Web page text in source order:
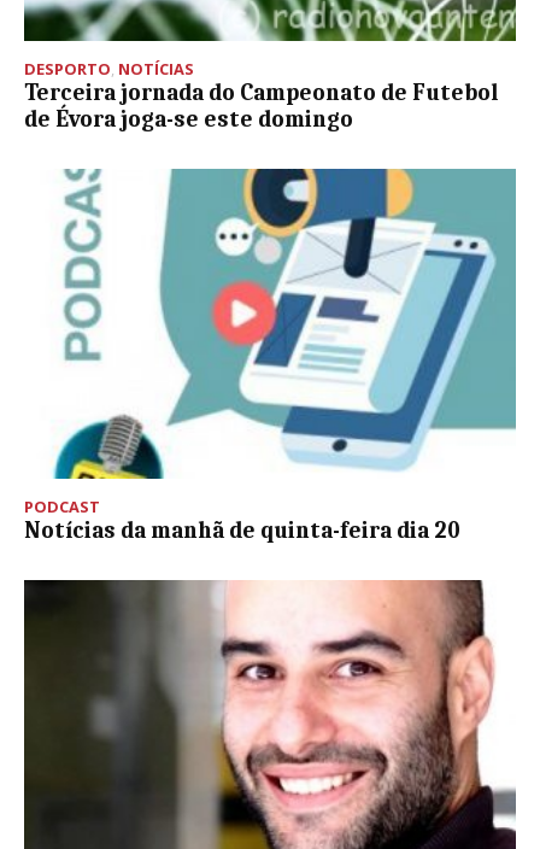
DESPORTO, NOTÍCIAS
Terceira jornada do Campeonato de Futebol
de Évora joga-se este domingo
PODCAST
Notícias da manhã de quinta-feira dia 20